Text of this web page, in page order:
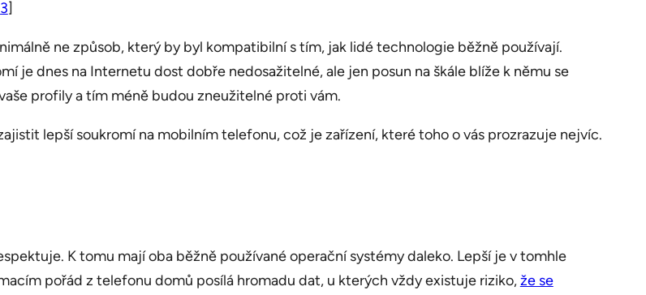
3]
ne způsob, který by byl kompatibilní s tím, jak lidé technologie běžně používají.
je dnes na Internetu dost dobře nedosažitelné, ale jen posun na škále blíže k němu se
profily a tím méně budou zneužitelné proti vám.
lepší soukromí na mobilním telefonu, což je zařízení, které toho o vás prozrazuje nejvíc.
K tomu mají oba běžně používané operační systémy daleko. Lepší je v tomhle
pořád z telefonu domů posílá hromadu dat, u kterých vždy existuje riziko,že se